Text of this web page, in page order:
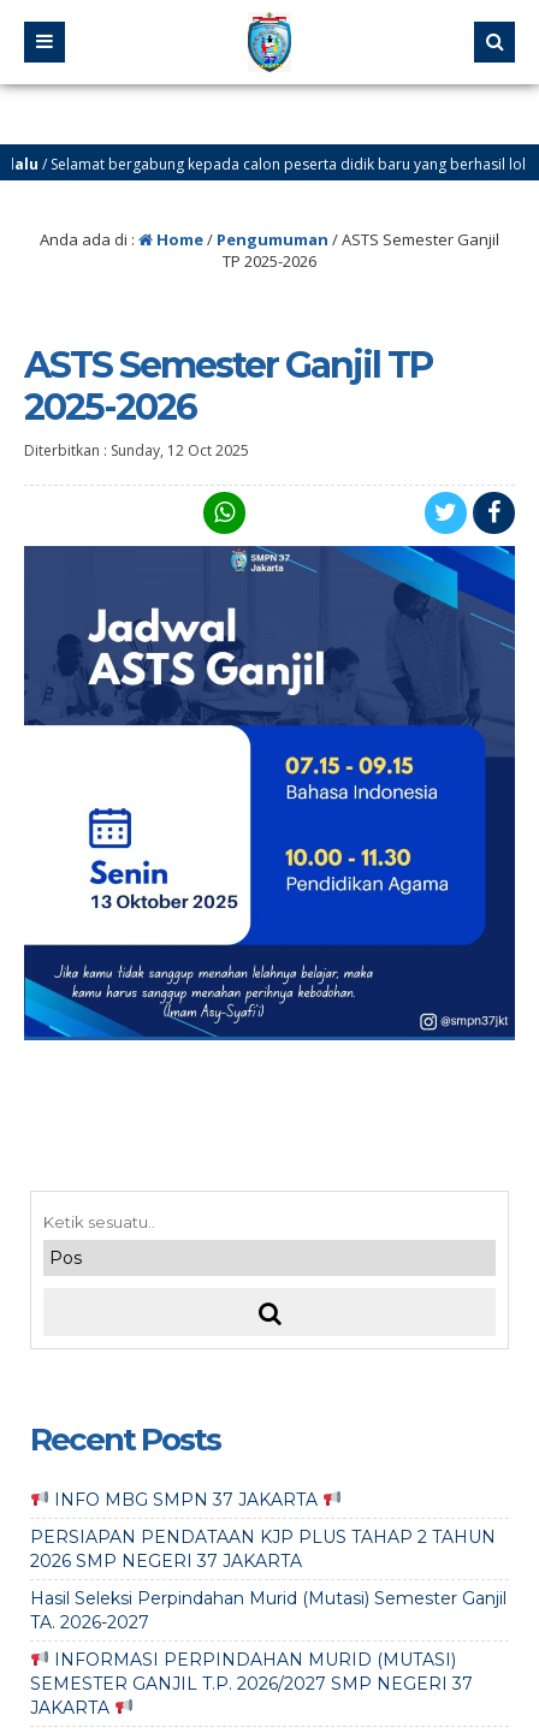
/ Selamat bergabung kepada calon peserta didik baru yang berhasil lolos
/ SELAMAT DATANG DI WEBSITE SMP NEGERI 37 JAKARTA. Ingin tahu info
Anda ada di : Home/ Pengumuman /ASTS Semester Ganjil
TP 2025-2026
ASTS Semester Ganjil TP
2025-2026
Diterbitkan : Sunday, 12 Oct 2025
Recent Posts
INFO MBG SMPN 37 JAKARTA
PERSIAPAN PENDATAAN KJP PLUS TAHAP 2 TAHUN
2026 SMP NEGERI 37 JAKARTA
Hasil Seleksi Perpindahan Murid (Mutasi) Semester Ganjil
TA. 2026-2027
INFORMASI PERPINDAHAN MURID (MUTASI)
SEMESTER GANJIL T.P. 2026/2027 SMP NEGERI 37
JAKARTA